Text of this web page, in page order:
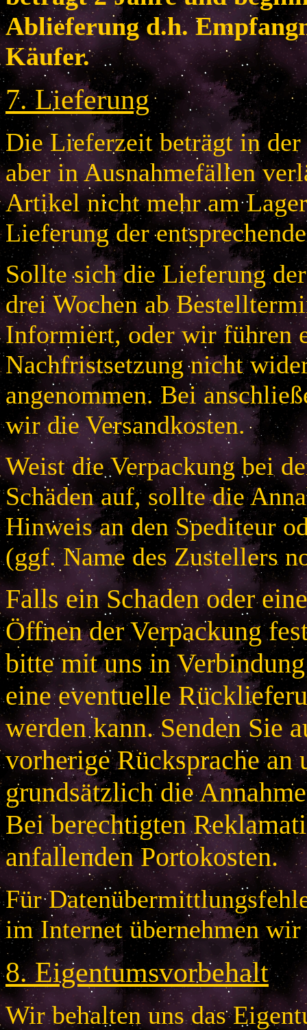
Ablieferung d.h.
Käufer.
7.Lieferung
Die Lieferzeit beträgt in der
aber in Ausnahmefällen
Artikel nicht mehr am
Lieferung der
Sollte sich die Lieferung
drei Wochen ab
Informiert, oder wir führen
Nachfristsetzung nicht
angenommen. Bei
wir die Versandkosten.
Weist die Verpackung bei
Schäden auf, sollte die
Hinweis an den Spediteur
(ggf. Name des Zustellers
Falls ein Schaden oder
Öffnen der Verpackung
bitte mit uns in
eine eventuelle
werden kann. Senden Sie
vorherige Rücksprache
grundsätzlich die
Bei berechtigten
anfallenden Portokosten.
Für
im Internet übernehmen
8.Eigentumsvorbehalt
Wir behalten uns das